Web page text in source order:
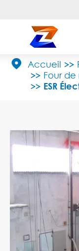
 Accueil
Four
ESR